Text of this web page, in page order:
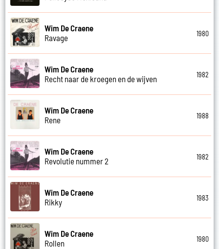
Wim De Craene
Ravage
1980
Wim De Craene
Recht naar de kroegen en de wijven
1982
Wim De Craene
Rene
1988
Wim De Craene
Revolutie nummer 2
1982
Wim De Craene
Rikky
1983
Wim De Craene
Rollen
1980